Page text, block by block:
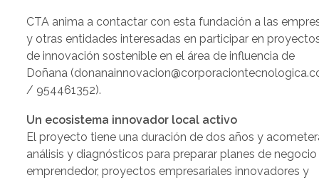
CTA anima a contactar con esta fundación a las
y otras entidades interesadas en participar en
de innovación sostenible en el área de influencia de
Doñana
/ 954461352).
Un ecosistema innovador local activo
El proyecto tiene una duración de dos años y
análisis y diagnósticos para preparar planes de negocio
emprendedor, proyectos empresariales innovadores y